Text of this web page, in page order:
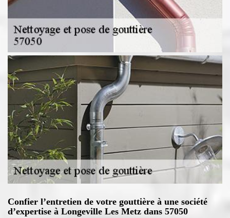
Confier l’entretien de votre gouttière à une société
d’expertise à Longeville Les Metz dans 57050